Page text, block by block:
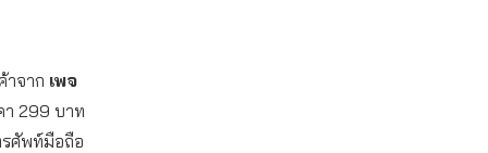
าจาก เพจ
า 299 บาท
รศัพท์มือถือ